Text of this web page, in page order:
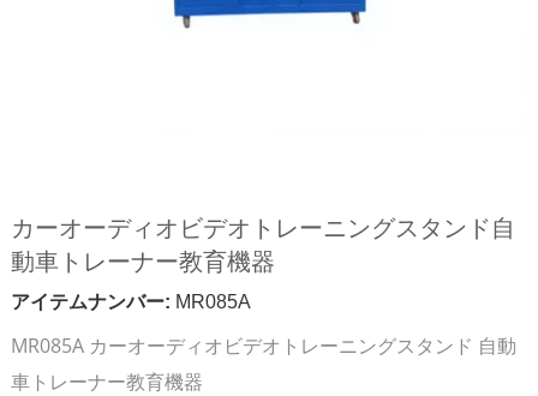
カーオーディオビデオトレーニングスタンド自
動車トレーナー教育機器
アイテムナンバー: MR085A
MR085A カーオーディオビデオトレーニングスタンド 自動
車トレーナー教育機器